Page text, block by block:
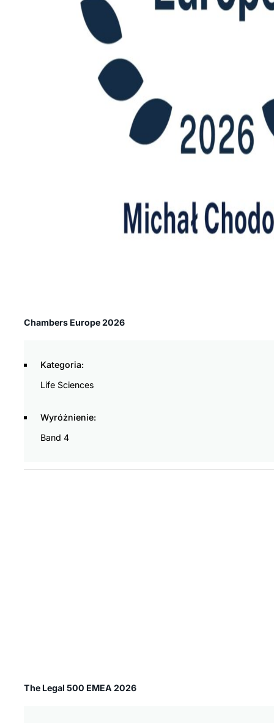
Chambers Europe 2026
Kategoria:
Life Sciences
Wyróżnienie:
Band 4
The Legal 500 EMEA 2026